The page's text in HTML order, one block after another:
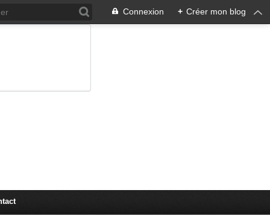
Connexion + Créer mon blog